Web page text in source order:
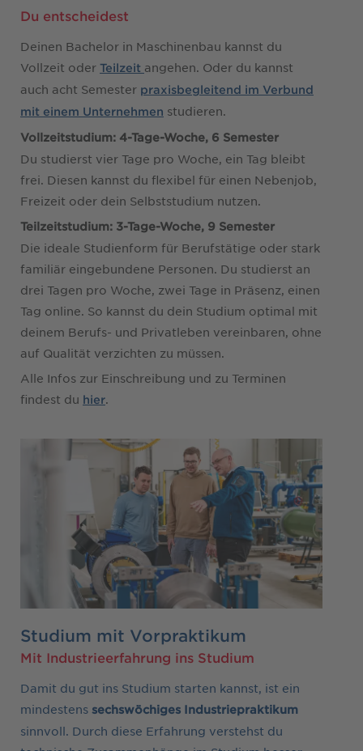
Du entscheidest
Deinen Bachelor in Maschinenbau kannst du
Vollzeit oder Teilzeit angehen. Oder du kannst
auch acht Semester praxisbegleitend im Verbund
mit einem Unternehmen studieren.
Vollzeitstudium: 4-Tage-Woche, 6 Semester
Du studierst vier Tage pro Woche, ein Tag bleibt
frei. Diesen kannst du flexibel für einen Nebenjob,
Freizeit oder dein Selbststudium nutzen.
Teilzeitstudium: 3-Tage-Woche, 9 Semester
Die ideale Studienform für Berufstätige oder stark
familiär eingebundene Personen. Du studierst an
drei Tagen pro Woche, zwei Tage in Präsenz, einen
Tag online. So kannst du dein Studium optimal mit
deinem Berufs- und Privatleben vereinbaren, ohne
auf Qualität verzichten zu müssen.
Alle Infos zur Einschreibung und zu Terminen
findest du hier.
Studium mit Vorpraktikum
Mit Industrieerfahrung ins Studium
Damit du gut ins Studium starten kannst, ist ein
mindestens sechswöchiges Industriepraktikum
sinnvoll. Durch diese Erfahrung verstehst du